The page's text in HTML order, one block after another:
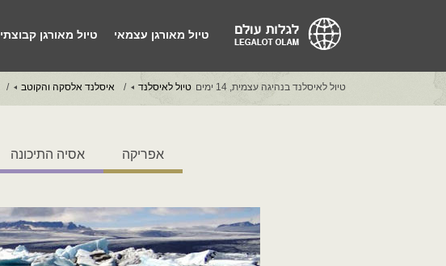
טיול מאורגן עצמאי טיול מאורגן קבוצתי
איסלנד אלסקה והקוטב טיול לאיסלנד טיול לאיסלנד בנהיגה עצמית, 14 ימים
אסיה התיכונה אפריקה